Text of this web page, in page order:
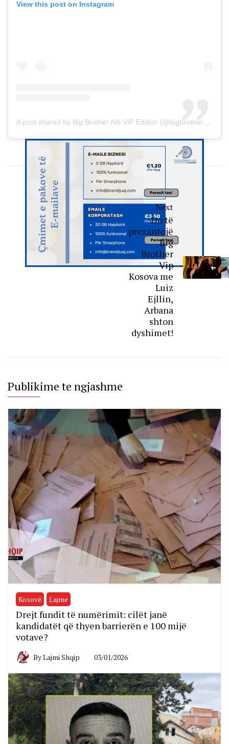
View this post on Instagram
A post shared by Big Brother Alb VIP Edition (@bigbrotheralb_vip)
Next
Do të
prezantojë
Big
Brother
Vip
Kosova me
Luiz
Ejllin,
Arbana
shton
dyshimet!
Publikime te ngjashme
Kosovë Lajme
Drejt fundit të numërimit: cilët janë
kandidatët që thyen barrierën e 100 mijë
votave?
ByLajmi Shqip 03/01/2026